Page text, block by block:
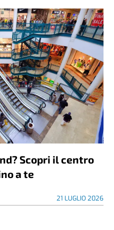
Scopri il centro
a te
21 LUGLIO 2026